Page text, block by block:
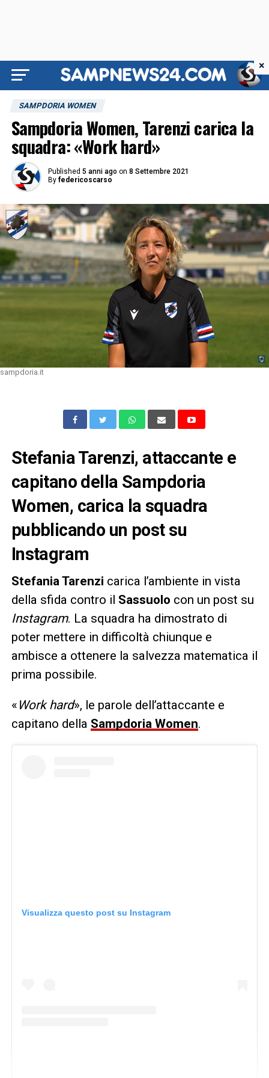
SAMPDORIA WOMEN
Sampdoria Women, Tarenzi carica la
squadra: «Work hard»
Published 5 anni ago on 8 Settembre 2021
By federicoscarso
sampdoria.it
Stefania Tarenzi, attaccante e
capitano della Sampdoria
Women, carica la squadra
pubblicando un post su
Instagram
Stefania Tarenzi carica l’ambiente in vista
della sfida contro il Sassuolo con un post su
Instagram. La squadra ha dimostrato di
poter mettere in difficoltà chiunque e
ambisce a ottenere la salvezza matematica il
prima possibile.
« Work hard», le parole dell’attaccante e
capitano della Sampdoria Women.
Visualizza questo post su Instagram
×